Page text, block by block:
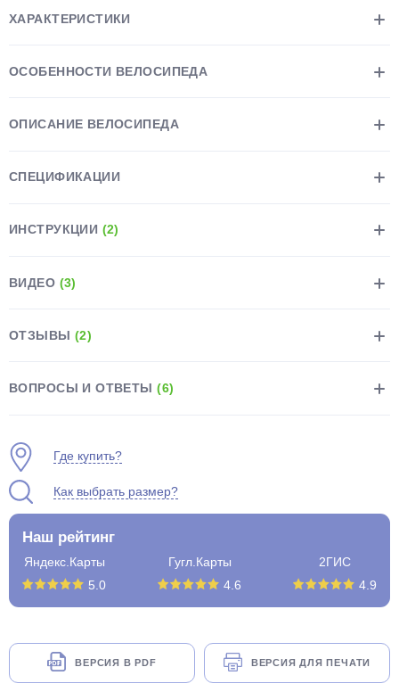
ХАРАКТЕРИСТИКИ
ОСОБЕННОСТИ ВЕЛОСИПЕДА
ОПИСАНИЕ ВЕЛОСИПЕДА
СПЕЦИФИКАЦИИ
ИНСТРУКЦИИ (2)
ВИДЕО (3)
ОТЗЫВЫ (2)
ВОПРОСЫ И ОТВЕТЫ(6)
Где купить?
Как выбрать размер?
Наш рейтинг
Яндекс.Карты
5.0
Гугл.Карты
4.6
2ГИС
4.9
ВЕРСИЯ В PDF ВЕРСИЯ ДЛЯ ПЕЧАТИ